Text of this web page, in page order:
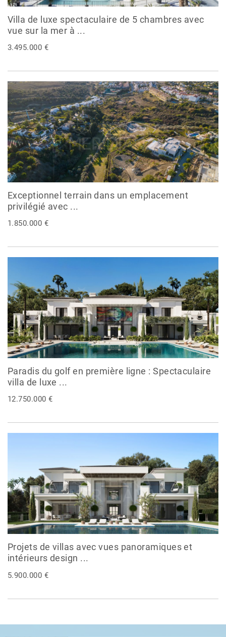
Villa de luxe spectaculaire de 5 chambres avec
vue sur la mer à ...
3.495.000 €
Exceptionnel terrain dans un emplacement
privilégié avec ...
1.850.000 €
Paradis du golf en première ligne : Spectaculaire
villa de luxe ...
12.750.000 €
Projets de villas avec vues panoramiques et
intérieurs design ...
5.900.000 €